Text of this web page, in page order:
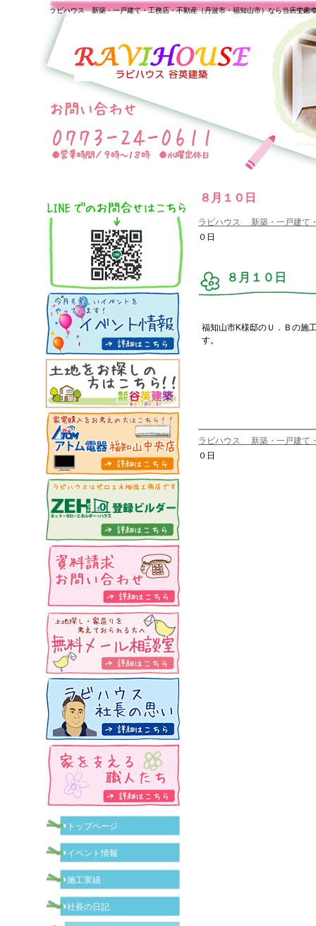
８月１０日
一生の
ラビハウス 新築・一戸建て・工務店・不動産（丹波市・福知山市）なら当店で家
ラビハウス 新築・一戸建て
０日
８月１０日
福知山市K様邸のＵ．Ｂの施
す。
ラビハウス 新築・一戸建て
０日
トップページ
イベント情報
施工実績
社長の日記